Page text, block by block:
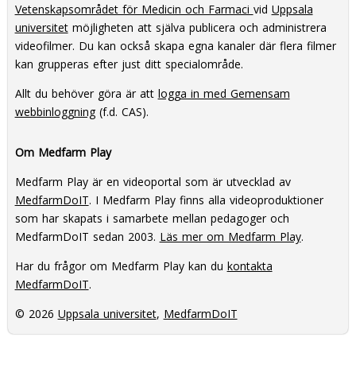
Vetenskapsområdet för Medicin och Farmaci vid Uppsala
universitetmöjligheten att själva publicera och administrera
videofilmer. Du kan också skapa egna kanaler där flera filmer
kan grupperas efter just ditt specialområde.
Allt du behöver göra är att logga in med Gemensam
webbinloggning(f.d. CAS).
Om Medfarm Play
Medfarm Play är en videoportal som är utvecklad av
MedfarmDoIT. I Medfarm Play finns alla videoproduktioner
som har skapats i samarbete mellan pedagoger och
MedfarmDoIT sedan 2003. Läs mer om Medfarm Play.
Har du frågor om Medfarm Play kan du kontakta
MedfarmDoIT.
© 2026 Uppsala universitet, MedfarmDoIT